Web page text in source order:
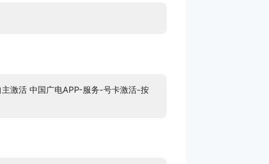
激活 中国广电APP-服务-号卡激活-按